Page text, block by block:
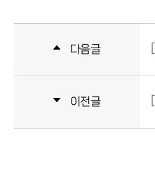
다음글
이전글